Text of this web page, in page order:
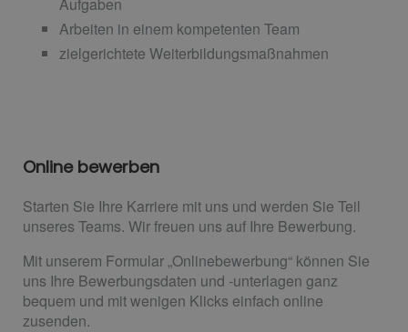
Arbeiten in einem kompetenten Team
zielgerichtete Weiterbildungsmaßnahmen
Online bewerben
Starten Sie Ihre Karriere mit uns und werden Sie Teil
unseres Teams. Wir freuen uns auf Ihre Bewerbung.
Mit unserem Formular „Onlinebewerbung“ können Sie
uns Ihre Bewerbungsdaten und -unterlagen ganz
bequem und mit wenigen Klicks einfach online
zusenden.